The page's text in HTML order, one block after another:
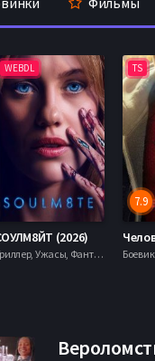
WEBDL
(2026)
Триллер, Ужасы, Фантастика,
TS
7.9